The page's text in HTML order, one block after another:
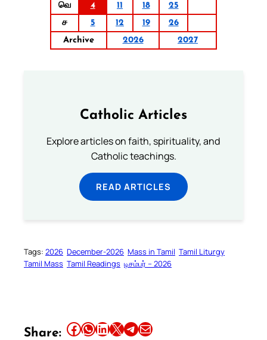
வெ
4 11 18
25
ச
5 12 19
26
Archive
2026 2027
Catholic Articles
Explore articles on faith, spirituality, and
Catholic teachings.
READ ARTICLES
Tags: 2026 December-2026 Mass in Tamil Tamil Liturgy
Tamil Mass Tamil Readings டிசம்பர் – 2026
Share: Share this article on Facebook Share this article on WhatsApp Share this article on LinkedIn Share this article on X Share this article on TelegramEmail this Article